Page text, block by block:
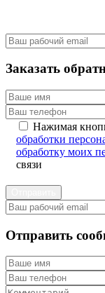
Заказать
Нажимая
обработки
обработку моих
связи
Отправить